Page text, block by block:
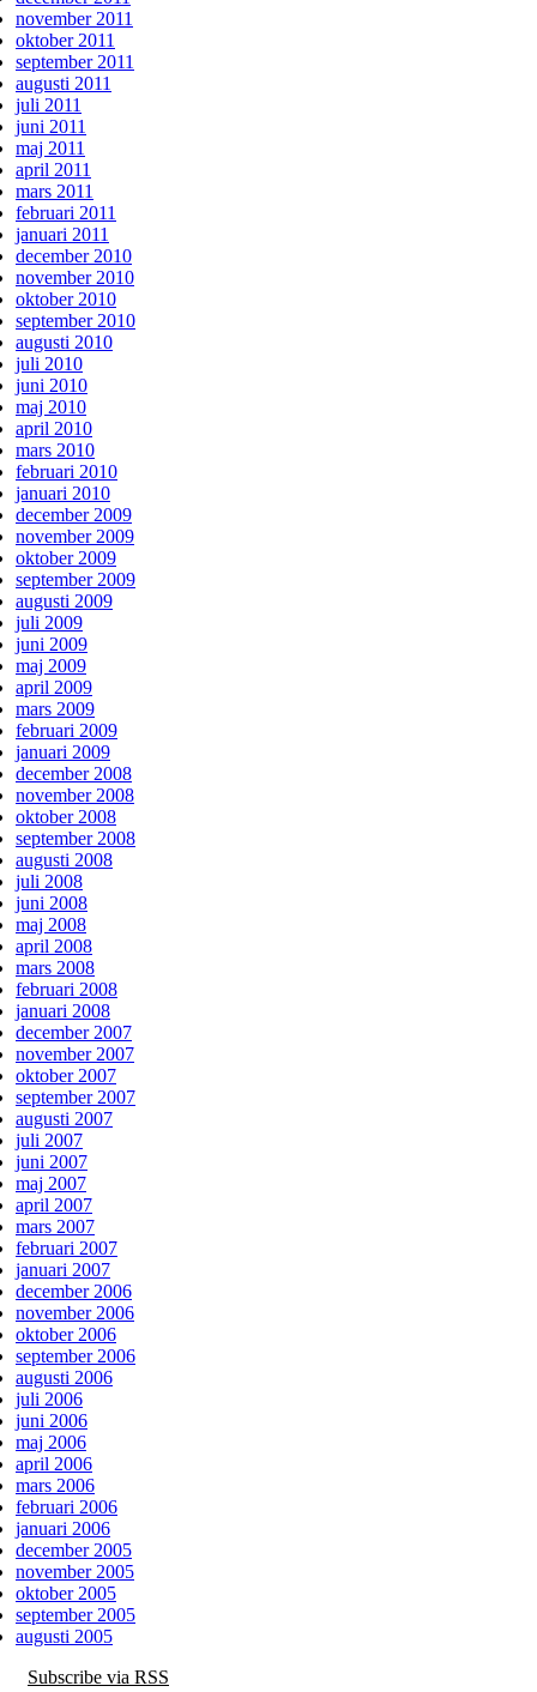
november 2011
oktober 2011
september 2011
augusti 2011
juli 2011
juni 2011
maj 2011
april 2011
mars 2011
februari 2011
januari 2011
december 2010
november 2010
oktober 2010
september 2010
augusti 2010
juli 2010
juni 2010
maj 2010
april 2010
mars 2010
februari 2010
januari 2010
december 2009
november 2009
oktober 2009
september 2009
augusti 2009
juli 2009
juni 2009
maj 2009
april 2009
mars 2009
februari 2009
januari 2009
december 2008
november 2008
oktober 2008
september 2008
augusti 2008
juli 2008
juni 2008
maj 2008
april 2008
mars 2008
februari 2008
januari 2008
december 2007
november 2007
oktober 2007
september 2007
augusti 2007
juli 2007
juni 2007
maj 2007
april 2007
mars 2007
februari 2007
januari 2007
december 2006
november 2006
oktober 2006
september 2006
augusti 2006
juli 2006
juni 2006
maj 2006
april 2006
mars 2006
februari 2006
januari 2006
december 2005
november 2005
oktober 2005
september 2005
augusti 2005
Subscribe via RSS